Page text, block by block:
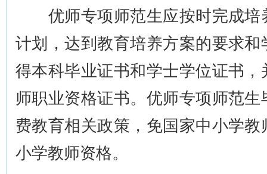
优师专项师范生应按时完成培
计划，达到教育培养方案的要求
得本科毕业证书和学士学位证书
师职业资格证书。优师专项师范
费教育相关政策，免国家中小学
小学教师资格。